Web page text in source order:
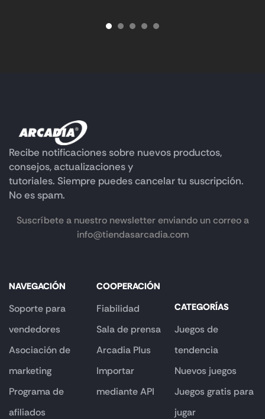
Recibe notificaciones sobre nuevos productos,
consejos, actualizaciones y
tutoriales. Siempre puedes cancelar tu suscripción.
No es spam.
Suscríbete a nuestro newsletter enviando un correo a
info@tiendasarcadia.com
NAVEGACIÓN
Soporte para
vendedores
Asociación de
marketing
Programa de
afiliados
COOPERACIÓN
Fiabilidad
Sala de prensa
Arcadia Plus
Importar
mediante API
CATEGORÍAS
Juegos de
tendencia
Nuevos juegos
Juegos gratis para
jugar